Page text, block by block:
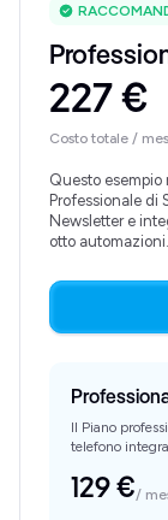
227 €
Costo totale /
Questo esempio
Professionale di
Newsletter e
otto automazioni.
Il Piano
telefono
129 €/